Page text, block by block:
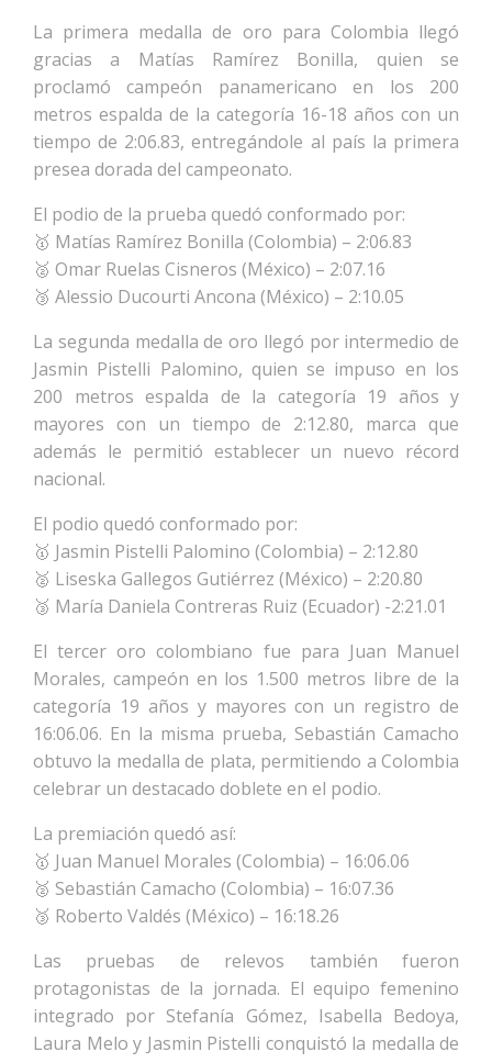
La primera medalla de oro para Colombia llegó
gracias a Matías Ramírez Bonilla, quien se
proclamó campeón panamericano en los 200
metros espalda de la categoría 16-18 años con un
tiempo de 2:06.83, entregándole al país la primera
presea dorada del campeonato.
El podio de la prueba quedó conformado por:
🥇 Matías Ramírez Bonilla (Colombia) – 2:06.83
🥈 Omar Ruelas Cisneros (México) – 2:07.16
🥉 Alessio Ducourti Ancona (México) – 2:10.05
La segunda medalla de oro llegó por intermedio de
Jasmin Pistelli Palomino, quien se impuso en los
200 metros espalda de la categoría 19 años y
mayores con un tiempo de 2:12.80, marca que
además le permitió establecer un nuevo récord
nacional.
El podio quedó conformado por:
🥇 Jasmin Pistelli Palomino (Colombia) – 2:12.80
🥈 Liseska Gallegos Gutiérrez (México) – 2:20.80
🥉 María Daniela Contreras Ruiz (Ecuador) -2:21.01
El tercer oro colombiano fue para Juan Manuel
Morales, campeón en los 1.500 metros libre de la
categoría 19 años y mayores con un registro de
16:06.06. En la misma prueba, Sebastián Camacho
obtuvo la medalla de plata, permitiendo a Colombia
celebrar un destacado doblete en el podio.
La premiación quedó así:
🥇 Juan Manuel Morales (Colombia) – 16:06.06
🥈 Sebastián Camacho (Colombia) – 16:07.36
🥉 Roberto Valdés (México) – 16:18.26
Las pruebas de relevos también fueron
protagonistas de la jornada. El equipo femenino
integrado por Stefanía Gómez, Isabella Bedoya,
Laura Melo y Jasmin Pistelli conquistó la medalla de